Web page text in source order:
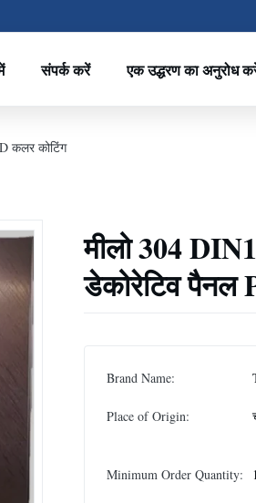
संपर्क करें एक उद्धरण का अनुरोध
कलर कोटिंग
मीलो 304
डेकोरेटिव पैनल
Brand Name:
Place of Origin:
Minimum Order Quantity: